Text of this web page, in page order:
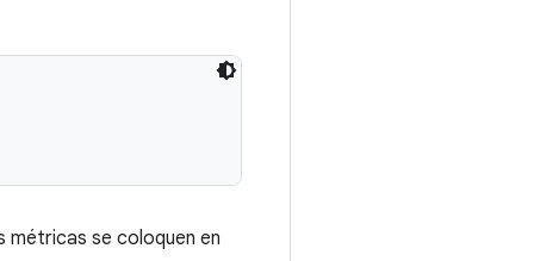
métricas se coloquen en